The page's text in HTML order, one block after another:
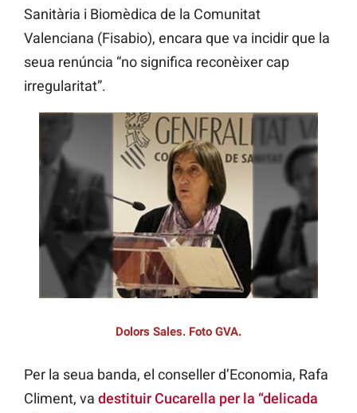
Sanitària i Biomèdica de la Comunitat
Valenciana (Fisabio), encara que va incidir que la
seua renúncia “no significa reconèixer cap
irregularitat”.
Dolors Sales. Foto GVA.
Per la seua banda, el conseller d’Economia, Rafa
Climent, va destituir Cucarella per la “delicada